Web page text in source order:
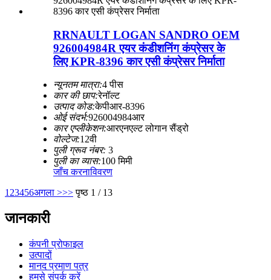
RRNAULT LOGAN SANDRO OEM
926004984R एयर कंडीशनिंग कंप्रेसर के
लिए KPR-8396 कार एसी कंप्रेसर निर्माता
न्यूनतम मात्रा:4 पीस
कार की छाप:रेनॉल्ट
उत्पाद कोड:केपीआर-8396
ओई संदर्भ:926004984आर
कार एप्लीकेशन:आरएनएल्ट लोगान सैंड्रो
वोल्टेज:12वी
पुली ग्रूव नंबर: 3
पुली का व्यास:100 मिमी
जाँच करनाविवरण
1 23456अगला >>> पृष्ठ 1 / 13
जानकारी
कंपनी प्रोफाइल
उत्पादों
मानद प्रमाण पत्र
हमसे संपर्क करें